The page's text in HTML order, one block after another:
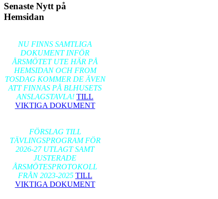
Senaste Nytt på
Hemsidan
NU FINNS SAMTLIGA
DOKUMENT INFÖR
ÅRSMÖTET UTE HÄR PÅ
HEMSIDAN OCH FROM
TOSDAG KOMMER DE ÄVEN
ATT FINNAS PÅ BLHUSETS
ANSLAGSTAVLA! TILL
VIKTIGA DOKUMENT
FÖRSLAG TILL
TÄVLINGSPROGRAM FÖR
2026-27 UTLAGT SAMT
JUSTERADE
ÅRSMÖTESPROTOKOLL
FRÅN 2023-2025 TILL
VIKTIGA DOKUMENT